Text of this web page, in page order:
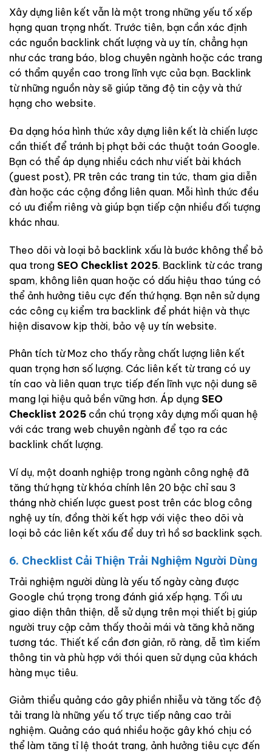
Xây dựng liên kết vẫn là một trong những yếu tố xếp
hạng quan trọng nhất. Trước tiên, bạn cần xác định
các nguồn backlink chất lượng và uy tín, chẳng hạn
như các trang báo, blog chuyên ngành hoặc các trang
có thẩm quyền cao trong lĩnh vực của bạn. Backlink
từ những nguồn này sẽ giúp tăng độ tin cậy và thứ
hạng cho website.
Đa dạng hóa hình thức xây dựng liên kết là chiến lược
cần thiết để tránh bị phạt bởi các thuật toán Google.
Bạn có thể áp dụng nhiều cách như viết bài khách
(guest post), PR trên các trang tin tức, tham gia diễn
đàn hoặc các cộng đồng liên quan. Mỗi hình thức đều
có ưu điểm riêng và giúp bạn tiếp cận nhiều đối tượng
khác nhau.
Theo dõi và loại bỏ backlink xấu là bước không thể bỏ
qua trong SEO Checklist 2025. Backlink từ các trang
spam, không liên quan hoặc có dấu hiệu thao túng có
thể ảnh hưởng tiêu cực đến thứ hạng. Bạn nên sử dụng
các công cụ kiểm tra backlink để phát hiện và thực
hiện disavow kịp thời, bảo vệ uy tín website.
Phân tích từ Moz cho thấy rằng chất lượng liên kết
quan trọng hơn số lượng. Các liên kết từ trang có uy
tín cao và liên quan trực tiếp đến lĩnh vực nội dung sẽ
mang lại hiệu quả bền vững hơn. Áp dụng SEO
Checklist 2025 cần chú trọng xây dựng mối quan hệ
với các trang web chuyên ngành để tạo ra các
backlink chất lượng.
Ví dụ, một doanh nghiệp trong ngành công nghệ đã
tăng thứ hạng từ khóa chính lên 20 bậc chỉ sau 3
tháng nhờ chiến lược guest post trên các blog công
nghệ uy tín, đồng thời kết hợp với việc theo dõi và
loại bỏ các liên kết xấu để duy trì hồ sơ backlink sạch.
6. Checklist Cải Thiện Trải Nghiệm Người Dùng
Trải nghiệm người dùng là yếu tố ngày càng được
Google chú trọng trong đánh giá xếp hạng. Tối ưu
giao diện thân thiện, dễ sử dụng trên mọi thiết bị giúp
người truy cập cảm thấy thoải mái và tăng khả năng
tương tác. Thiết kế cần đơn giản, rõ ràng, dễ tìm kiếm
thông tin và phù hợp với thói quen sử dụng của khách
hàng mục tiêu.
Giảm thiểu quảng cáo gây phiền nhiễu và tăng tốc độ
tải trang là những yếu tố trực tiếp nâng cao trải
nghiệm. Quảng cáo quá nhiều hoặc gây khó chịu có
thể làm tăng tỉ lệ thoát trang, ảnh hưởng tiêu cực đến